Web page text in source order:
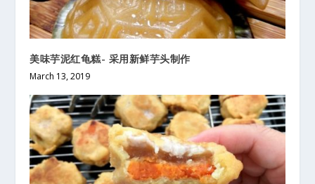
美味芋泥红龟糕- 采用新鲜芋头制作
March 13, 2019